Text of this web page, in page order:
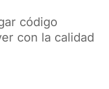
código
con la calidad